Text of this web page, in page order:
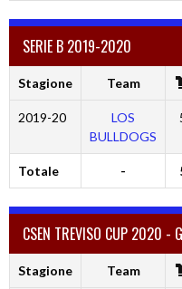
SERIE B 2019-2020
Stagione Team
2019-20
LOS
BULLDOGS
Totale -
CSEN TREVISO CUP 2020 -
Stagione Team